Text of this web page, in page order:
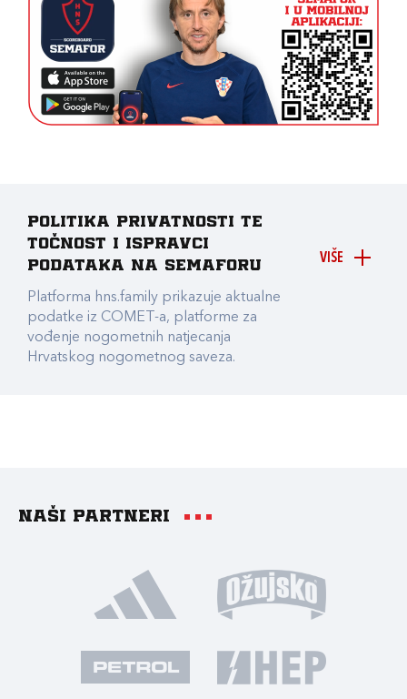
VIŠE
Politika privatnosti te
točnost i ispravci
podataka na Semaforu
Platforma hns.family prikazuje aktualne
podatke iz COMET-a, platforme za
vođenje nogometnih natjecanja
Hrvatskog nogometnog saveza.
Naši partneri